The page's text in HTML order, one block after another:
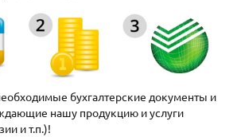
бухгалтерские документы и
нашу продукцию и услуги
и т.п.)!